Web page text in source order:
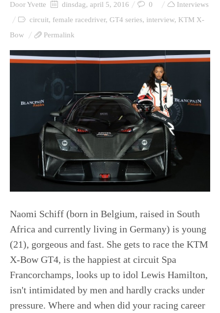
DoorYvette dinsdag, april 5, 2016 0
Interviews
circuit, female racedriver, GT4 series, interview, KTM X-
Bow
Permalink
Naomi Schiff (born in Belgium, raised in South
Africa and currently living in Germany) is young
(21), gorgeous and fast. She gets to race the KTM
X-Bow GT4, is the happiest at circuit Spa
Francorchamps, looks up to idol Lewis Hamilton,
isn't intimidated by men and hardly cracks under
pressure. Where and when did your racing career